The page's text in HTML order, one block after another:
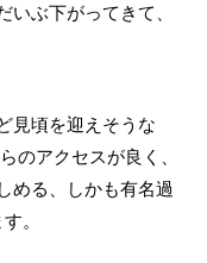
いぶ下がってきて、
見頃を迎えそうな
のアクセスが良く、
める、しかも有名過
。